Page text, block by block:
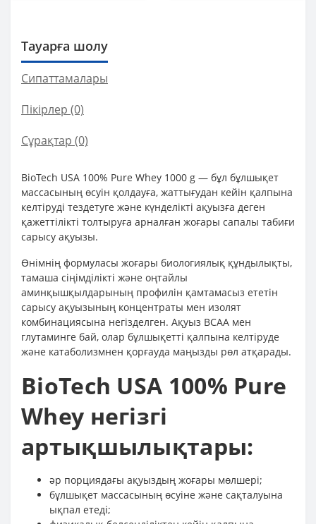
Тауарға шолу
Сипаттамалары
Пікірлер (0)
Сұрақтар (0)
BioTech USA 100% Pure Whey 1000 g — бұл бұлшықет
массасының өсуін қолдауға, жаттығудан кейін қалпына
келтіруді тездетуге және күнделікті ақуызға деген
қажеттілікті толтыруға арналған жоғары сапалы табиғи
сарысу ақуызы.
Өнімнің формуласы жоғары биологиялық құндылықты,
тамаша сіңімділікті және оңтайлы
аминқышқылдарының профилін қамтамасыз ететін
сарысу ақуызының концентраты мен изолят
комбинациясына негізделген. Ақуыз BCAA мен
глутаминге бай, олар бұлшықетті қалпына келтіруде
және катаболизмнен қорғауда маңызды рөл атқарады.
BioTech USA 100% Pure
Whey негізгі
артықшылықтары:
әр порциядағы ақуыздың жоғары мөлшері;
бұлшықет массасының өсуіне және сақталуына
ықпал етеді;